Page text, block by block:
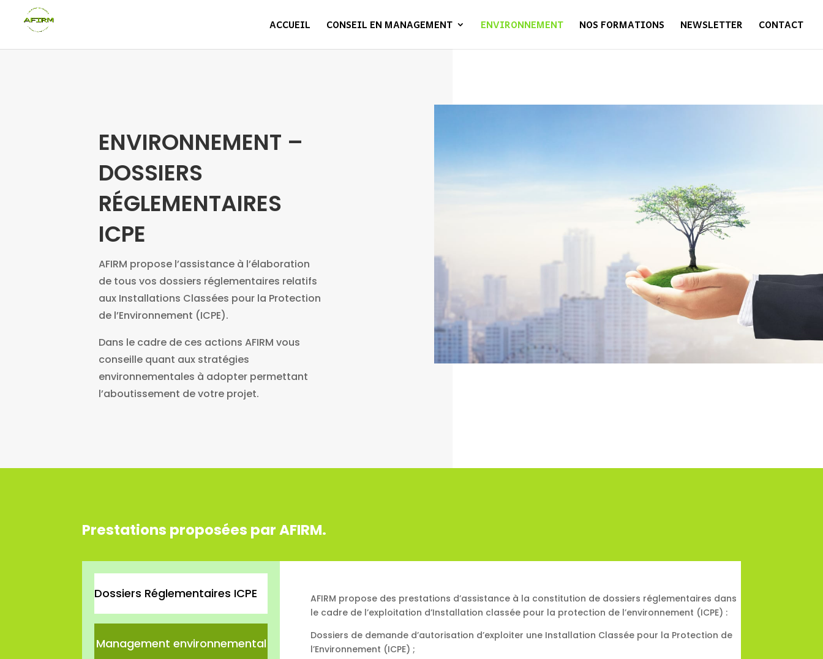
ACCUEIL CONSEIL EN MANAGEMENT ENVIRONNEMENT NOS FORMATIONS NEWSLETTER CONTACT
ENVIRONNEMENT –
DOSSIERS
RÉGLEMENTAIRES
ICPE
AFIRM propose l’assistance à l’élaboration
de tous vos dossiers réglementaires relatifs
aux Installations Classées pour la Protection
de l’Environnement (ICPE).
Dans le cadre de ces actions AFIRM vous
conseille quant aux stratégies
environnementales à adopter permettant
l’aboutissement de votre projet.
Prestations proposées par AFIRM.
Dossiers Réglementaires ICPE
Management environnemental
AFIRM propose des prestations d’assistance à la constitution de dossiers réglementaires dans
le cadre de l’exploitation d’Installation classée pour la protection de l’environnement (ICPE) :
Dossiers de demande d’autorisation d’exploiter une Installation Classée pour la Protection de
l’Environnement (ICPE) ;